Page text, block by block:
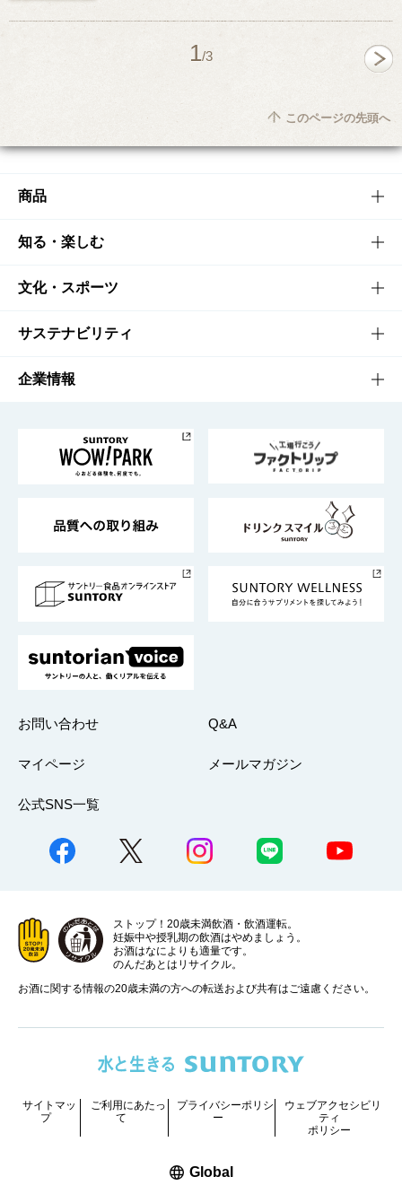
1/3
このページの先頭へ
商品
商品TOP
商品一覧
商品発売情報
栄養成分一覧
知る・楽しむ
知る・楽しむTOP
キャンペーン
工場見学
地域情報
文化・スポーツ
文化・スポーツTOP
サントリーホール
サントリーサンバーズ大阪
サステナビリティ
サステナビリティTOP
サントリーが考えるサステナビリティ経営
企業情報
企業概要
採用情報
お問い合わせ Q&A
マイページ メールマガジン
公式SNS一覧
ストップ！20歳未満飲酒・飲酒運転。
妊娠中や授乳期の飲酒はやめましょう。
お酒はなによりも適量です。
のんだあとはリサイクル。
お酒に関する情報の20歳未満の方への転送および共有はご遠慮ください。
サイトマッ
プ
ご利用にあたっ
て
プライバシーポリシ
ー
ウェブアクセシビリ
ティ
ポリシー
Global新しいウィンドウで開く